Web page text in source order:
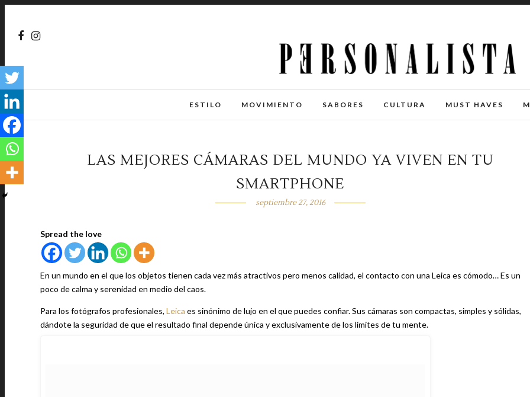
ESTILO MOVIMIENTO SABORES CULTURA MUST HAVES
LAS MEJORES CÁMARAS DEL MUNDO YA VIVEN EN TU
SMARTPHONE
septiembre 27, 2016
Spread the love
En un mundo en el que los objetos tienen cada vez más atractivos pero menos calidad, el contacto con una Leica es cómodo… Es un
poco de calma y serenidad en medio del caos.
Para los fotógrafos profesionales, Leica es sinónimo de lujo en el que puedes confiar. Sus cámaras son compactas, simples y sólidas,
dándote la seguridad de que el resultado final depende única y exclusivamente de los límites de tu mente.